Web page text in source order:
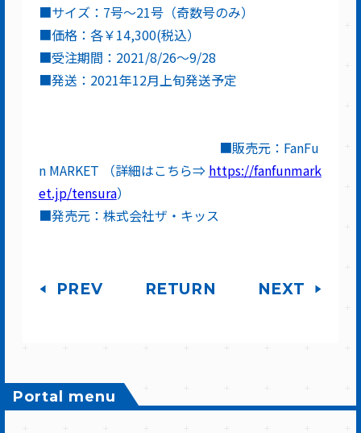
■サイズ：7号～21号（奇数号のみ）
■価格：各￥14,300(税込）
■受注期間：2021/8/26～9/28
■発送：2021年12月上旬発送予定
■販売元：FanFu
n MARKET （詳細はこちら⇒ https://fanfunmark
et.jp/tensura）
■発売元：株式会社ザ・キッス
PREV RETURN NEXT
Portal menu